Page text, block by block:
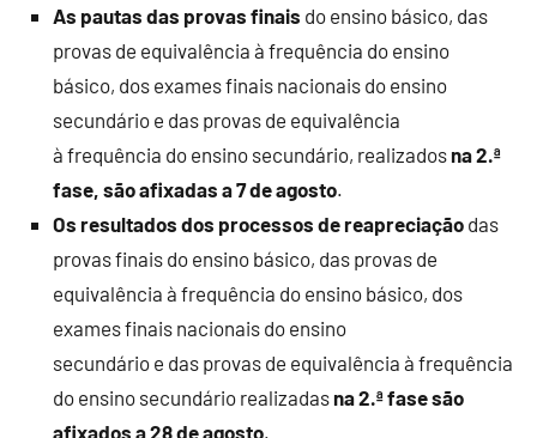
As pautas das provas finais do ensino básico, das
provas de equivalência à frequência do ensino
básico, dos exames finais nacionais do ensino
secundário e das provas de equivalência
à frequência do ensino secundário, realizadosna 2.ª
fase, são afixadas a 7 de agosto.
Os resultados dos processos de reapreciação das
provas finais do ensino básico, das provas de
equivalência à frequência do ensino básico, dos
exames finais nacionais do ensino
secundário e das provas de equivalência à frequência
do ensino secundário realizadasna 2.ª fase são
afixados a 28 de agosto.